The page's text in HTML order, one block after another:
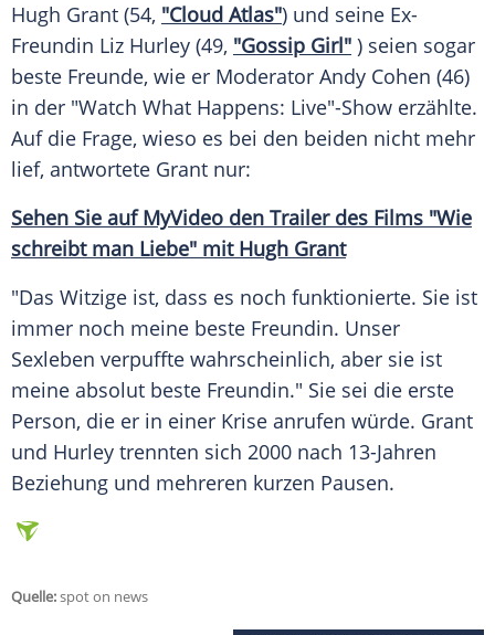
Hugh Grant (54, "Cloud Atlas") und seine Ex-
Freundin Liz Hurley (49, "Gossip Girl" ) seien sogar
beste Freunde, wie er Moderator Andy Cohen (46)
in der "Watch What Happens: Live"-Show erzählte.
Auf die Frage, wieso es bei den beiden nicht mehr
lief, antwortete Grant nur:
Sehen Sie aufMyVideo den Trailerdes Films "Wie
schreibt man Liebe" mit Hugh Grant
"Das Witzige ist, dass es noch funktionierte. Sie ist
immer noch meine beste Freundin. Unser
Sexleben verpuffte wahrscheinlich, aber sie ist
meine absolut beste Freundin." Sie sei die erste
Person, die er in einer Krise anrufen würde. Grant
und Hurley trennten sich 2000 nach 13-Jahren
Beziehung und mehreren kurzen Pausen.
Quelle:spot on news